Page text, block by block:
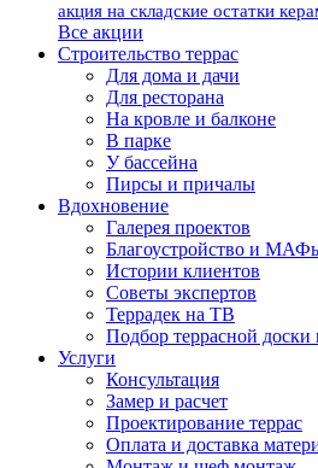
акция на складские остатки
Все акции
Строительство террас
Для дома и дачи
Для ресторана
На кровле и балконе
В парке
У бассейна
Пирсы и причалы
Вдохновение
Галерея проектов
Благоустройство и
Истории клиентов
Советы экспертов
Террадек на ТВ
Подбор террасной доски
Услуги
Консультация
Замер и расчет
Проектирование террас
Оплата и доставка